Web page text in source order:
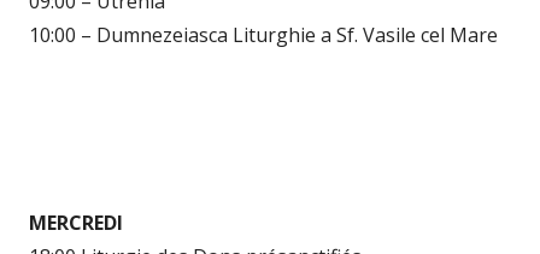
10:00 – Dumnezeiasca Liturghie a Sf. Vasile cel Mare
MERCREDI